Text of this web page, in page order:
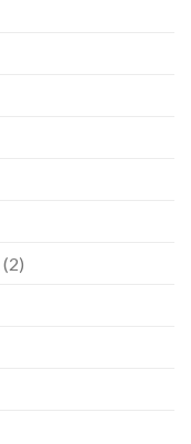
(2)